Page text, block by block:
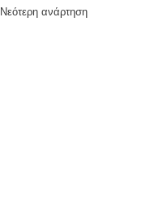
Νεότερη ανάρτηση